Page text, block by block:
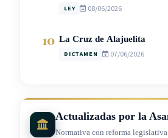
Garantizar el Registro
LEY 08/06/2026
10 La Cruz de Alajuelita
DICTAMEN 07/06/2026
Actualizadas por la
Normativa con reforma